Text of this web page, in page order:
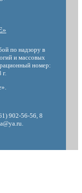
по надзору в
и массовых
номер:
г.
902-56-56, 8